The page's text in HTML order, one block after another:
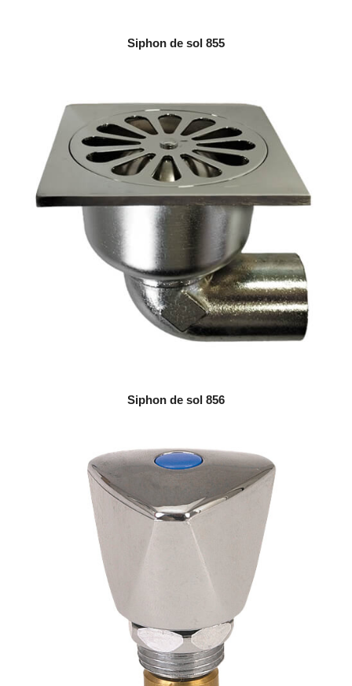
Siphon de sol 855
Siphon de sol 856